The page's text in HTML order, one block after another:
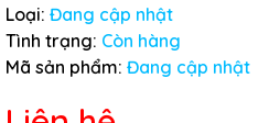
Loại: Đang cập nhật
Tình trạng: Còn hàng
Mã sản phẩm: Đang cập nhật